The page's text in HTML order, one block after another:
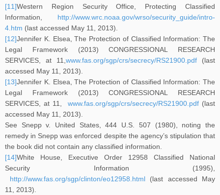
[11]Western Region Security Office, Protecting Classified
Information, http://www.wrc.noaa.gov/wrso/security_guide/intro-
4.htm (last accessed May 11, 2013).
[12]Jennifer K. Elsea, The Protection of Classified Information: The
Legal Framework (2013) CONGRESSIONAL RESEARCH
SERVICES, at 11, www.fas.org/sgp/crs/secrecy/RS21900.pdf (last
accessed May 11, 2013).
[13]Jennifer K. Elsea, The Protection of Classified Information: The
Legal Framework (2013) CONGRESSIONAL RESEARCH
SERVICES, at 11, www.fas.org/sgp/crs/secrecy/RS21900.pdf (last
accessed May 11, 2013).
See Snepp v. United States, 444 U.S. 507 (1980), noting the
remedy in Snepp was enforced despite the agency’s stipulation that
the book did not contain any classified information.
[14]White House, Executive Order 12958 Classified National
Security Information (1995),
http://www.fas.org/sgp/clinton/eo12958.html(last accessed May
11, 2013).